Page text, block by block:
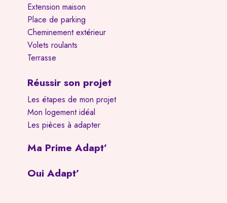
Extension maison
Place de parking
Cheminement extérieur
Volets roulants
Terrasse
Réussir son projet
Les étapes de mon projet
Mon logement idéal
Les pièces à adapter
Ma Prime Adapt’
Oui Adapt’